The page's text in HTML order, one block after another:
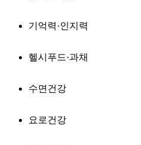
기억력·인지력
헬시푸드·과채
수면건강
요로건강